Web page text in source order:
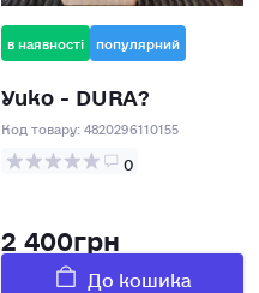
в наявності популярний
Yuko - DURA?
Код товару:4820296110155
0
2 400грн
До кошика